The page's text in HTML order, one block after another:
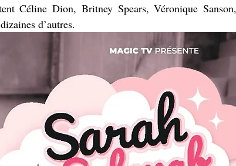
Céline Dion, Britney Spears, Véronique Sanson,
d’autres.